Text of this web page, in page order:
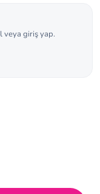
veya giriş yap.